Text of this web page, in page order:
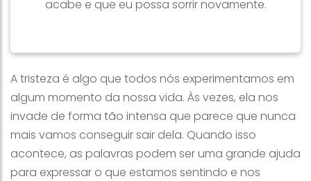
acabe e que eu possa sorrir novamente.
A tristeza é algo que todos nós experimentamos em
algum momento da nossa vida. Às vezes, ela nos
invade de forma tão intensa que parece que nunca
mais vamos conseguir sair dela. Quando isso
acontece, as palavras podem ser uma grande ajuda
para expressar o que estamos sentindo e nos